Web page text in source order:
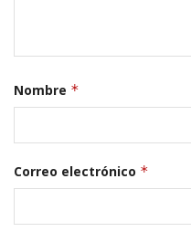
Nombre *
Correo electrónico *